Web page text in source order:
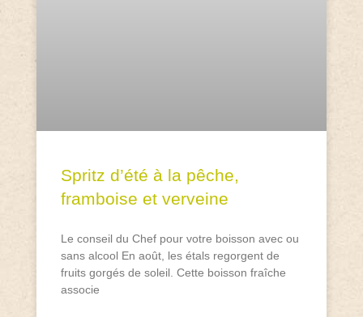
Spritz d’été à la pêche,
framboise et verveine
Le conseil du Chef pour votre boisson avec ou
sans alcool En août, les étals regorgent de
fruits gorgés de soleil. Cette boisson fraîche
associe